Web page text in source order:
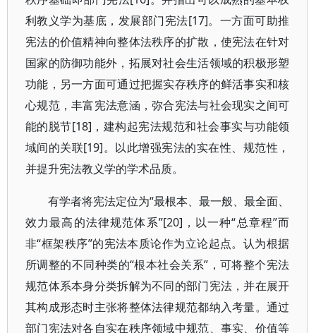
利教义学为基底，发展部门宪法[17]。一方面可助推
宪法的价值精神向整体法秩序的扩散，使宪法在针对
国家的防御功能外，拓展对社会生活领域的积极形塑
功能，另一方面可通过把握实存秩序的鲜活事实和核
心规范，丰富宪法意涵，弥合宪法与社会现实之间可
能的脱节[18]，建构起宪法规范和社会事实与功能领
域间的关联[19]。以此增强宪法的实在性、规范性，
并提升宪法教义学的学术品质。
有学者将宪法定位为“最根本、最一般、最全面、
效力最高的法律规范体系”[20]，以一种“总章程”而
非“框架秩序”的宪法本质论作为立论起点。认为根据
所调整的不同种类的“根本社会关系”，可将整个宪法
规范体系本身分类拆解为不同的部门宪法，并在展开
其构成形态时主张将整体法律规范都纳入考量。通过
部门宪法对各自实在秩序领域中规范、事实、价值等